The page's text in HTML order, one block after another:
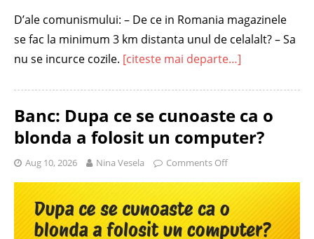
D’ale comunismului: – De ce in Romania magazinele
se fac la minimum 3 km distanta unul de celalalt? – Sa
nu se incurce cozile. [citeste mai departe…]
Banc: Dupa ce se cunoaste ca o
blonda a folosit un computer?
Aug 10, 2026 Nina Vesela Comments Off